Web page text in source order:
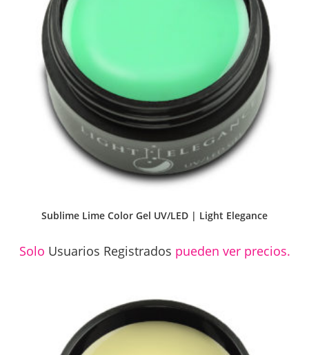
Sublime Lime Color Gel UV/LED | Light Elegance
Solo Usuarios Registrados pueden ver precios.